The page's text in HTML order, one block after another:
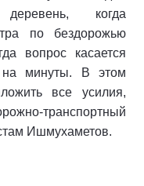
деревень, когда
по бездорожью
вопрос касается
на минуты. В этом
все усилия,
транспортный
Ишмухаметов.